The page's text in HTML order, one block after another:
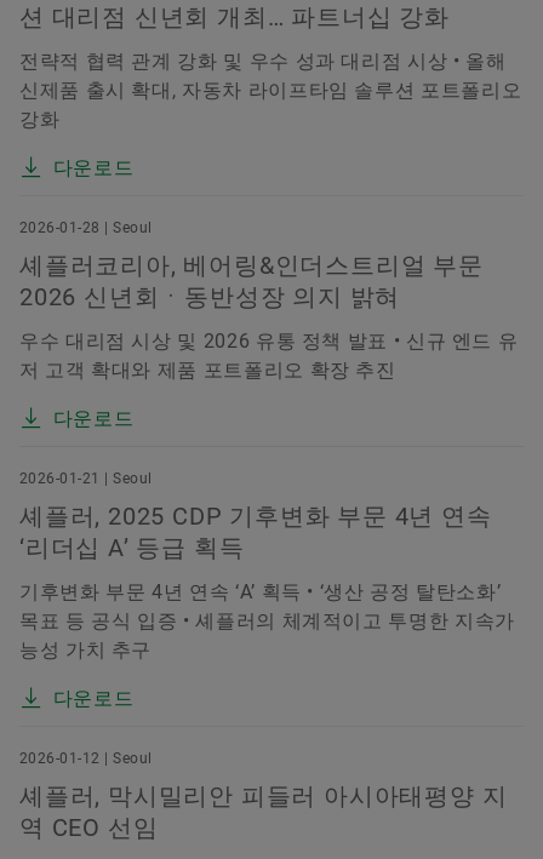
션 대리점 신년회 개최… 파트너십 강화
전략적 협력 관계 강화 및 우수 성과 대리점 시상 • 올해
신제품 출시 확대, 자동차 라이프타임 솔루션 포트폴리오
강화
다운로드
2026-01-28 | Seoul
셰플러코리아, 베어링&인더스트리얼 부문
2026 신년회ㆍ동반성장 의지 밝혀
우수 대리점 시상 및 2026 유통 정책 발표 • 신규 엔드 유
저 고객 확대와 제품 포트폴리오 확장 추진
다운로드
2026-01-21 | Seoul
셰플러, 2025 CDP 기후변화 부문 4년 연속
‘리더십 A’ 등급 획득
기후변화 부문 4년 연속 ‘A’ 획득 • ‘생산 공정 탈탄소화’
목표 등 공식 입증 • 셰플러의 체계적이고 투명한 지속가
능성 가치 추구
다운로드
2026-01-12 | Seoul
셰플러, 막시밀리안 피들러 아시아태평양 지
역 CEO 선임